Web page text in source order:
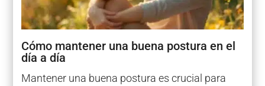
Cómo mantener una buena postura en el
día a día
Mantener una buena postura es crucial para